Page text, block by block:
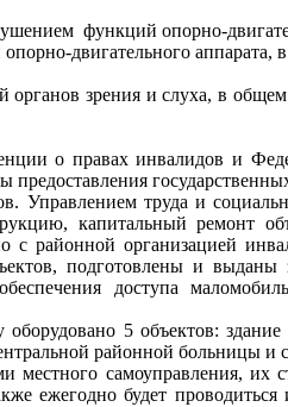
функций опорно-
двигательного аппарата,
зрения и слуха, в
о правах инвалидов и
труда и
капитальный ремонт
районной организацией
подготовлены и выданы
доступа
5 объектов: здание
районной больницы и
самоуправления, их
ежегодно будет